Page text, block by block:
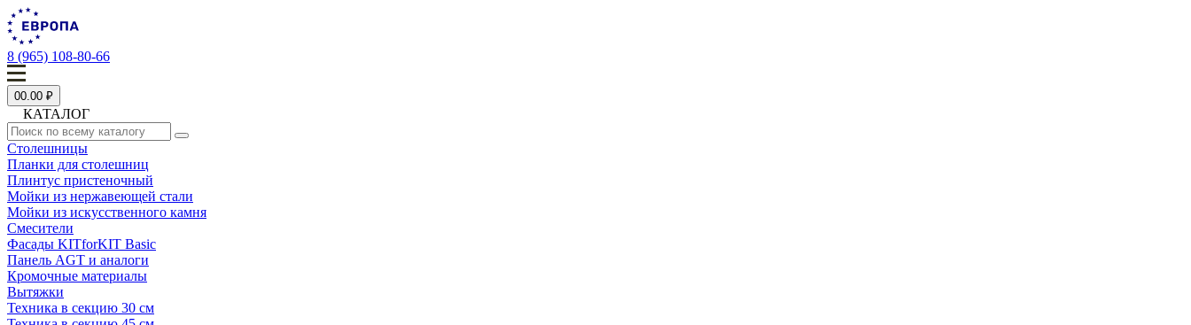
8 (965) 108-80-66
00.00 ₽
КАТАЛОГ
Столешницы
Планки для столешниц
Плинтус пристеночный
Мойки из нержавеющей стали
Мойки из искусственного камня
Смесители
Фасады KITforKIT Basic
Панель AGT и аналоги
Кромочные материалы
Вытяжки
Техника в секцию 30 см